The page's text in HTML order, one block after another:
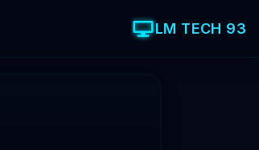
LM TECH 93